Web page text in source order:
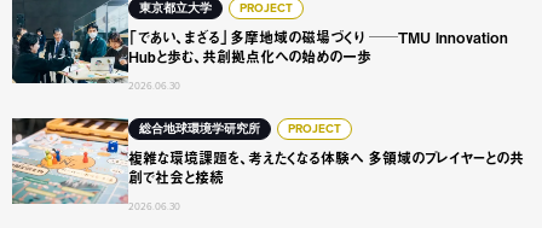
東京都立大学 PROJECT
「であい、まざる」多摩地域の磁場づくり ──TMU Innovation
Hubと歩む、共創拠点化への始めの一歩
2026.06.30
「であい、まざる」多摩地域の磁場づくり ──TMU
総合地球環境学研究所 PROJECT
複雑な環境課題を、考えたくなる体験へ 多領域のプレイヤーとの共
創で社会と接続
2026.06.30
複雑な環境課題を、考えたくなる体験へ 多領域のプレイヤ